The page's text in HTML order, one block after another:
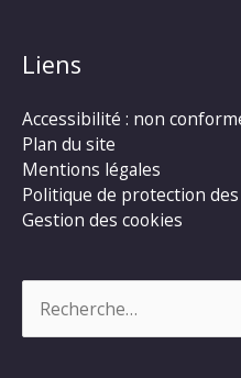
Liens
Accessibilité : non
Plan du site
Mentions légales
Politique de protection
Gestion des cookies